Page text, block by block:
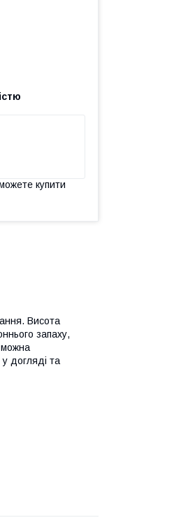
купити
Висота
запаху,
можна
догляді та